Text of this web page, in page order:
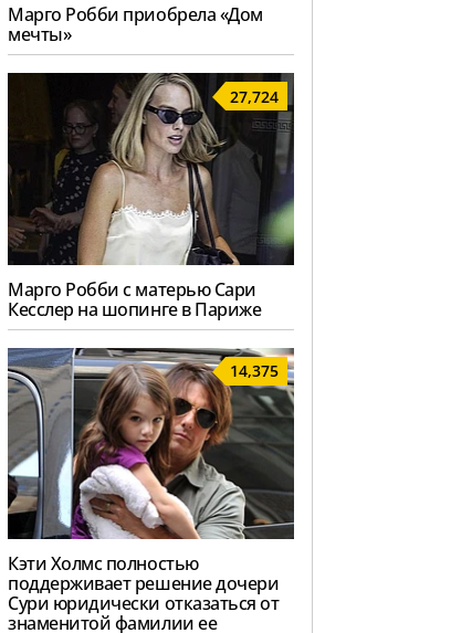
Марго Робби приобрела «Дом
мечты»
27,724
Марго Робби с матерью Сари
Кесслер на шопинге в Париже
14,375
Кэти Холмс полностью
поддерживает решение дочери
Сури юридически отказаться от
знаменитой фамилии ее